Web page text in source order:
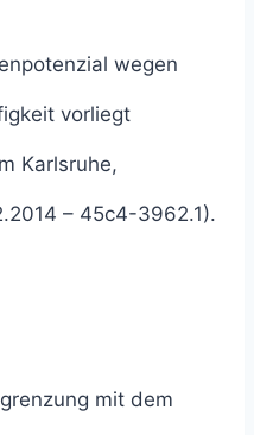
wegen
vorliegt
Karlsruhe,
– 45c4-3962.1).
mit dem